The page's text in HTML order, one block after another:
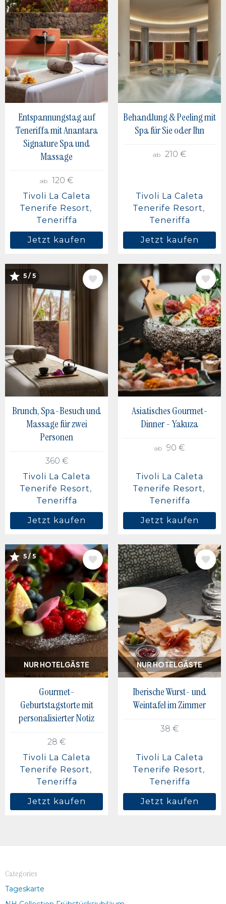
Buenos Aires, Argentinien
Mexiko-Stadt, Mexiko
Entspannungstag auf
Teneriffa mit Anantara
Signature Spa und
Massage
ab 120 €
Tivoli La Caleta
Tenerife Resort
Teneriffa
Jetzt kaufen
Behandlung & Peeling mit
Spa für Sie oder Ihn
ab 210 €
Tivoli La Caleta
Tenerife Resort
Teneriffa
Jetzt kaufen
BILD
5 / 5
Brunch, Spa-Besuch und
Massage für zwei
Personen
360 €
Tivoli La Caleta
Tenerife Resort
Teneriffa
Jetzt kaufen
BILD
Asiatisches Gourmet-
Dinner - Yakuza
ab 90 €
Tivoli La Caleta
Tenerife Resort
Teneriffa
Jetzt kaufen
NUR HOTELGÄSTE
BILD
5 / 5
Gourmet-
Geburtstagstorte mit
personalisierter Notiz
28 €
Tivoli La Caleta
Tenerife Resort
Teneriffa
Jetzt kaufen
NUR HOTELGÄSTE
BILD
Iberische Wurst- und
Weintafel im Zimmer
38 €
Tivoli La Caleta
Tenerife Resort
Teneriffa
Jetzt kaufen
Categories
Tageskarte